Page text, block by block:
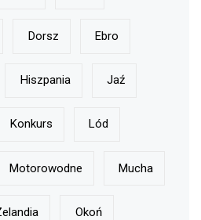
Dorsz Ebro
Hiszpania Jaź
Konkurs Lód
Motorowodne Mucha
Okoń